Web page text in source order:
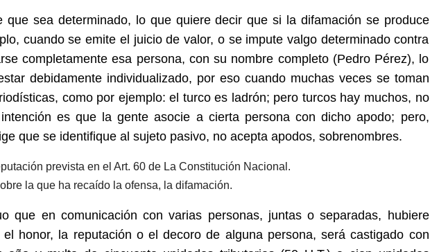
que sea determinado, lo que quiere decir que si la difamación se produce
cuando se emite el juicio de valor, o se impute valgo determinado contra
completamente esa persona, con su nombre completo (Pedro Pérez), lo
debidamente individualizado, por eso cuando muchas veces se toman
como por ejemplo: el turco es ladrón; pero turcos hay muchos, no
es que la gente asocie a cierta persona con dicho apodo; pero,
que se identifique al sujeto pasivo, no acepta apodos, sobrenombres.
prevista en el Art. 60 de La Constitución Nacional.
la que ha recaído la ofensa, la difamación.
que en comunicación con varias personas, juntas o separadas, hubiere
honor, la reputación o el decoro de alguna persona, será castigado con